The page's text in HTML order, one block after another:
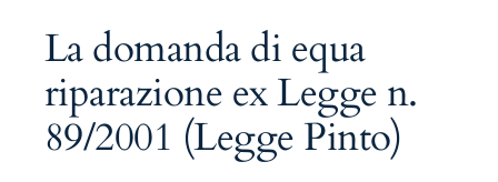
La domanda di equa
riparazione ex Legge n.
89/2001 (Legge Pinto)